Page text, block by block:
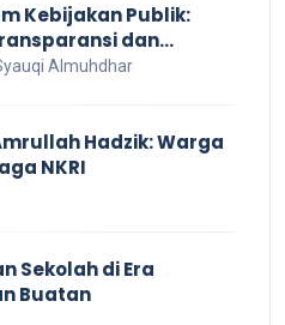
Kebijakan Publik:
dan
Kesejahteraan
Almuhdhar
Hadzik: Warga
NKRI
Sekolah di Era
Buatan